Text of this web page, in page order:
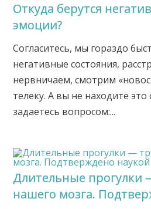
Откуда берутся
эмоции?
Согласитесь, мы гораздо
негативные состояния,
нервничаем, смотрим
телеку. А вы не находите
задаетесь вопросом:...
Длительные прогулки
нашего мозга.